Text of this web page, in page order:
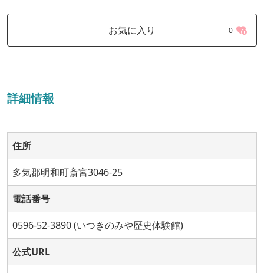
お気に入り 0
詳細情報
住所
多気郡明和町斎宮3046-25
電話番号
0596-52-3890 (いつきのみや歴史体験館)
公式URL